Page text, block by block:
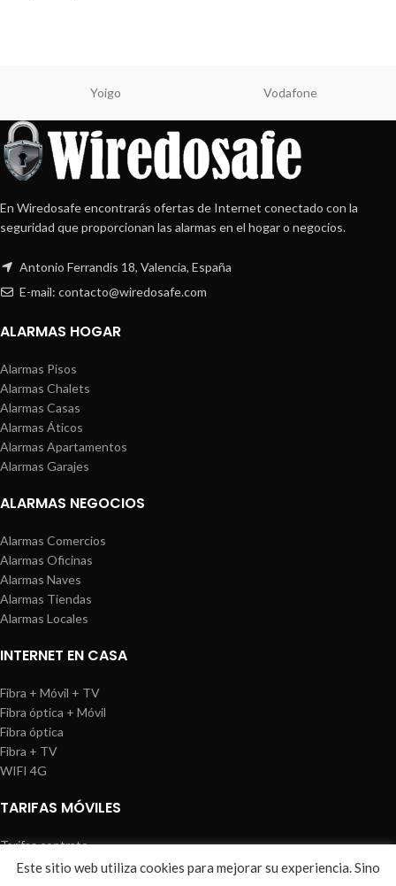
Yoigo Vodafone
En Wiredosafe encontrarás ofertas de Internet conectado con la
seguridad que proporcionan las alarmas en el hogar o negocios.
Antonio Ferrandis 18, Valencia, España
E-mail: contacto@wiredosafe.com
ALARMAS HOGAR
Alarmas Pisos
Alarmas Chalets
Alarmas Casas
Alarmas Áticos
Alarmas Apartamentos
Alarmas Garajes
ALARMAS NEGOCIOS
Alarmas Comercios
Alarmas Oficinas
Alarmas Naves
Alarmas Tiendas
Alarmas Locales
INTERNET EN CASA
Fibra + Móvil + TV
Fibra óptica + Móvil
Fibra óptica
Fibra + TV
WIFI 4G
TARIFAS MÓVILES
Tarifas contrato
Tarifas prepago
Este sitio web utiliza cookies para mejorar su experiencia. Sino